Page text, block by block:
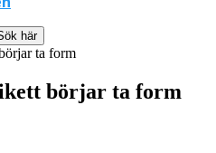
här
ta form
börjar ta form